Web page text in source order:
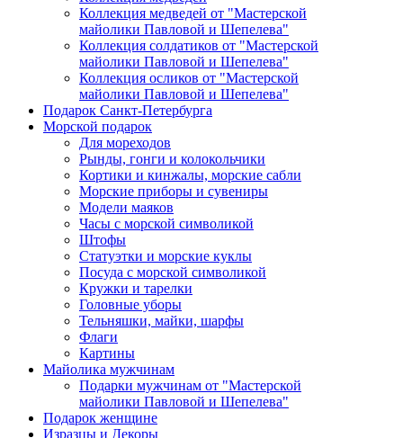
Коллекция медведей от "Мастерской
майолики Павловой и Шепелева"
Коллекция солдатиков от "Мастерской
майолики Павловой и Шепелева"
Коллекция осликов от "Мастерской
майолики Павловой и Шепелева"
Подарок Санкт-Петербурга
Морской подарок
Для мореходов
Рынды, гонги и колокольчики
Кортики и кинжалы, морские сабли
Морские приборы и сувениры
Модели маяков
Часы с морской символикой
Штофы
Статуэтки и морские куклы
Посуда с морской символикой
Кружки и тарелки
Головные уборы
Тельняшки, майки, шарфы
Флаги
Картины
Майолика мужчинам
Подарки мужчинам от "Мастерской
майолики Павловой и Шепелева"
Подарок женщине
Изразцы и Декоры